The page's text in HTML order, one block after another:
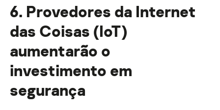
6. Provedores da Internet
das Coisas (IoT)
aumentarão o
investimento em
segurança